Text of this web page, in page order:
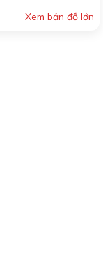
Xem bản đồ lớn